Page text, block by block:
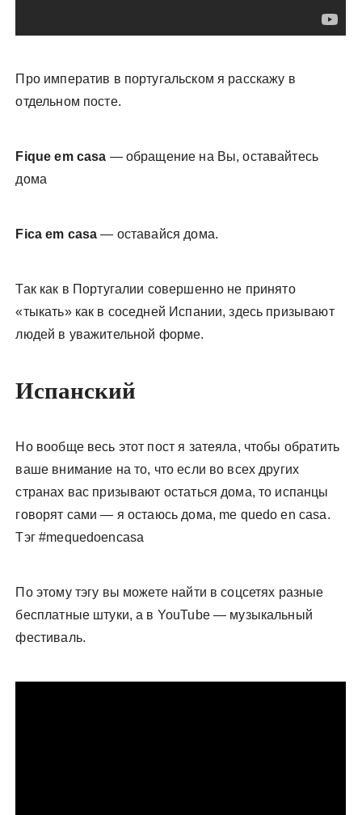
Про императив в португальском я расскажу в
отдельном посте.
Fique em casa — обращение на Вы, оставайтесь
дома
Fica em casa — оставайся дома.
Так как в Португалии совершенно не принято
«тыкать» как в соседней Испании, здесь призывают
людей в уважительной форме.
Испанский
Но вообще весь этот пост я затеяла, чтобы обратить
ваше внимание на то, что если во всех других
странах вас призывают остаться дома, то испанцы
говорят сами — я остаюсь дома, me quedo en casa.
Тэг #mequedoencasa
По этому тэгу вы можете найти в соцсетях разные
бесплатные штуки, а в YouTube — музыкальный
фестиваль.